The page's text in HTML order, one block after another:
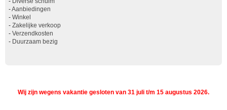
-Aanbiedingen
- Winkel
- Zakelijke verkoop
- Verzendkosten
- Duurzaam bezig
Wij zijn wegens vakantie gesloten van 31 juli t/m 15 augustus 2026.